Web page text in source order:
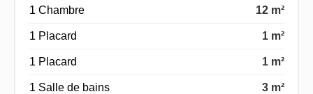
1 Chambre 12 m²
1 Placard 1 m²
1 Placard 1 m²
1 Salle de bains 3 m²